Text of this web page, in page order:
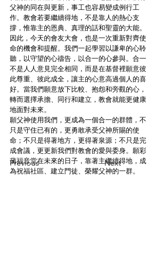
Previous Next
父神的同在與更新，事工也容易變成例行工
作。教會若要繼續得地，不是靠人的熱心支
撐，惟靠主的恩典、真理的話和聖靈的大能。
因此，今天的會友大會，也是一次重新對齊使
命的機會和提醒。我們一起學習以謙卑的心聆
聽，以守望的心禱告，以合一的心參與。合一
不是人人意見完全相同，而是在基督裡願意彼
此尊重、彼此成全，讓主的心意高過個人的喜
好。當我們願意放下比較、抱怨和旁觀的心，
轉而選擇承擔、同行和建立，教會就能更健康
地面對未來。
願父神使用我們，更成為一個合一的群體，不
只是守住已有的，更勇敢承受父神所賜的使
命；不只是得著地方，更得著泉源；不只是完
成會議，更更新我們對教會的愛與委身。願彩
蒲福音堂在未來的日子，靠著主繼續得地，成
為祝福社區、建立門徒、榮耀父神的一群。